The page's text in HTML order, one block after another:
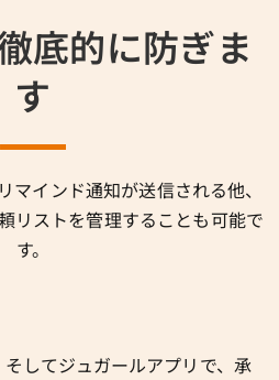
底的に防ぎま
す
マインド通知が送信される他、
リストを管理することも可能で
す。
してジュガールアプリで、承